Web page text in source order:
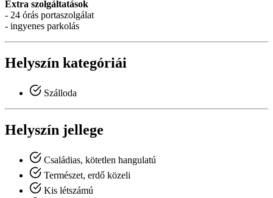
Extra szolgáltatások
- 24 órás portaszolgálat
- ingyenes parkolás
Helyszín kategóriái
Szálloda
Helyszín jellege
Családias, kötetlen hangulatú
Természet, erdő közeli
Kis létszámú